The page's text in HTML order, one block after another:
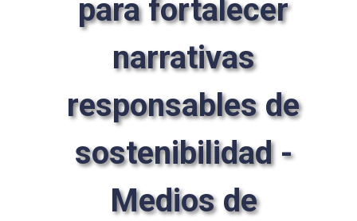
para fortalecer
narrativas
responsables de
sostenibilidad -
Medios de